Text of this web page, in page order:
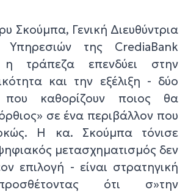
Σκούμπα, Γενική Διευθύντρια
Υπηρεσιών της CrediaBank
η τράπεζα επενδύει στην
και την εξέλιξη - δύο
που καθορίζουν ποιος θα
σε ένα περιβάλλον που
Η κα. Σκούμπα τόνισε
μετασχηματισμός δεν
επιλογή - είναι στρατηγική
ότι σ»την